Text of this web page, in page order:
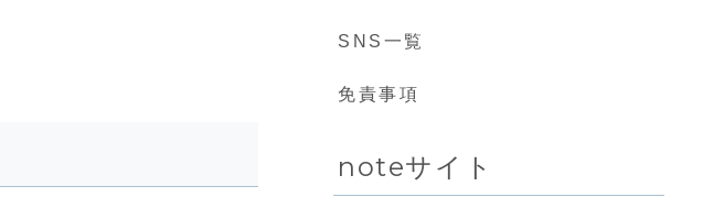
SNS一覧
免責事項
noteサイト